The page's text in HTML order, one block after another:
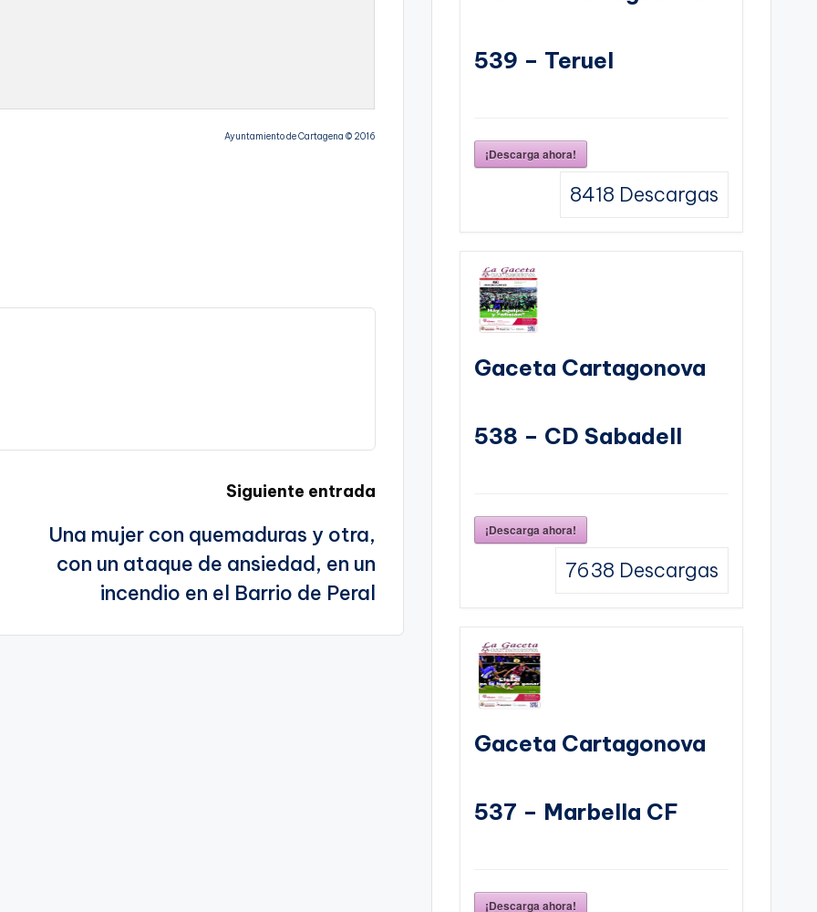
Ayuntamiento de Cartagena © 2016
Siguiente entrada
Una mujer con quemaduras y otra,
con un ataque de ansiedad, en un
incendio en el Barrio de Peral
539 – Teruel
¡Descarga ahora!
8418 Descargas
Gaceta Cartagonova
538 – CD Sabadell
¡Descarga ahora!
7638 Descargas
Gaceta Cartagonova
537 – Marbella CF
¡Descarga ahora!